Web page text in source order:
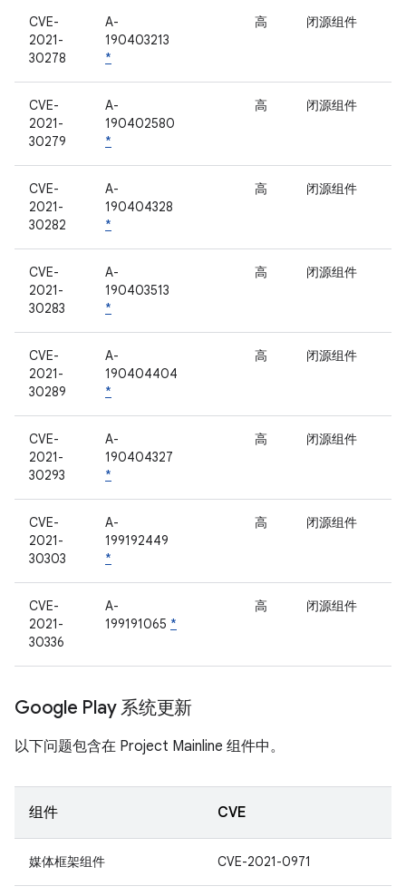
CVE-
2021-
30278
A-
190403213
*
高 闭源组件
CVE-
2021-
30279
A-
190402580
*
高 闭源组件
CVE-
2021-
30282
A-
190404328
*
高 闭源组件
CVE-
2021-
30283
A-
190403513
*
高 闭源组件
CVE-
2021-
30289
A-
190404404
*
高 闭源组件
CVE-
2021-
30293
A-
190404327
*
高 闭源组件
CVE-
2021-
30303
A-
199192449
*
高 闭源组件
CVE-
2021-
30336
A-
199191065 *
高 闭源组件
Google Play 系统更新
以下问题包含在 Project Mainline 组件中。
组件 CVE
媒体框架组件 CVE-2021-0971